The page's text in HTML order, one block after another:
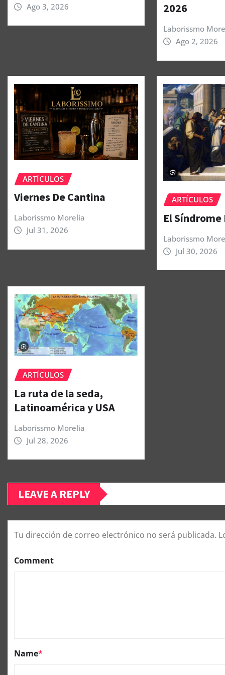
Ago 3, 2026
2026
Laborissmo
Ago 2, 2026
ARTÍCULOS
Viernes De Cantina
Laborissmo Morelia
Jul 31, 2026
ARTÍCULOS
El Síndrome
Laborissmo
Jul 30, 2026
ARTÍCULOS
La ruta de la seda,
Latinoamérica y USA
Laborissmo Morelia
Jul 28, 2026
LEAVE A REPLY
Tu dirección de correo electrónico no será publicada.
Comment
Name*